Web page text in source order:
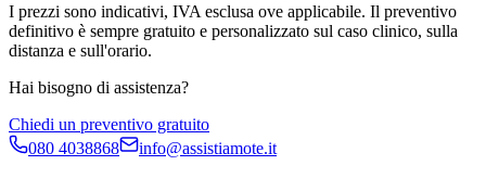
I prezzi sono indicativi, IVA esclusa ove applicabile. Il preventivo
definitivo è sempre gratuito e personalizzato sul caso clinico, sulla
distanza e sull'orario.
Hai bisogno di assistenza?
Chiedi un preventivo gratuito
080 4038868
info@assistiamote.it